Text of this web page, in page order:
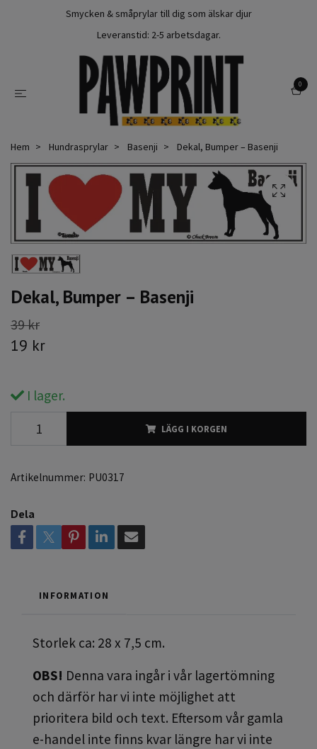
Smycken & småprylar till dig som älskar djur
Leveranstid: 2-5 arbetsdagar.
0
Hem Hundrasprylar Basenji Dekal, Bumper – Basenji
Dekal, Bumper – Basenji
39 kr
19 kr
I lager.
LÄGG I KORGEN
Artikelnummer: PU0317
Dela
INFORMATION
Storlek ca: 28 x 7,5 cm.
OBS! Denna vara ingår i vår lagertömning
och därför har vi inte möjlighet att
prioritera bild och text. Eftersom vår gamla
e-handel inte finns kvar längre har vi inte